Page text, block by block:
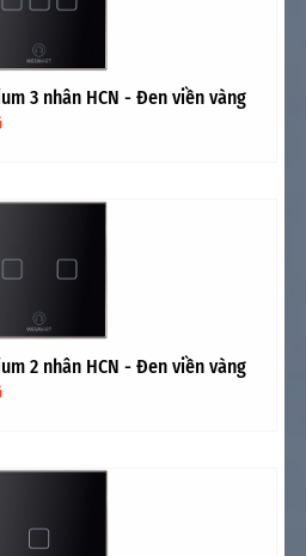
3 nhân HCN - Đen viền vàng
2 nhân HCN - Đen viền vàng